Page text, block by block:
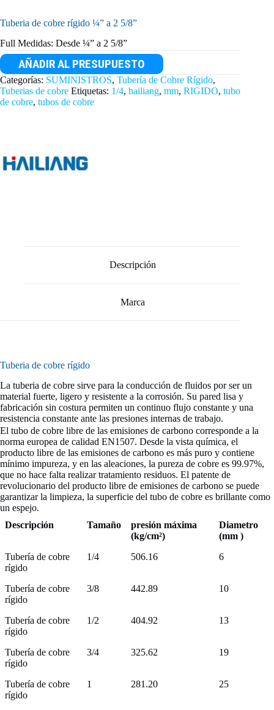
Tuberia de cobre rígido ¼” a 2 5/8”
Full Medidas: Desde ¼” a 2 5/8”
AÑADIR AL PRESUPUESTO
Categorías: SUMINISTROS, Tubería de Cobre Rígido,
Tuberias de cobre Etiquetas: 1/4, hailiang, mm, RIGIDO, tubo
de cobre, tubos de cobre
Descripción
Marca
Tuberia de cobre rígido
La tuberia de cobre sirve para la conducción de fluidos por ser un
material fuerte, ligero y resistente a la corrosión. Su pared lisa y
fabricación sin costura permiten un continuo flujo constante y una
resistencia constante ante las presiones internas de trabajo.
El tubo de cobre libre de las emisiones de carbono corresponde a la
norma europea de calidad EN1507. Desde la vista química, el
producto libre de las emisiones de carbono es más puro y contiene
mínimo impureza, y en las aleaciones, la pureza de cobre es 99.97%,
que no hace falta realizar tratamiento residuos. El patente de
revolucionario del producto libre de emisiones de carbono se puede
garantizar la limpieza, la superficie del tubo de cobre es brillante como
un espejo.
Descripción
Tamaño
presión máxima
(kg/cm²)
Diametro
(mm )
Tubería de cobre
rígido
1/4 506.16 6
Tubería de cobre
rígido
3/8 442.89 10
Tubería de cobre
rígido
1/2 404.92 13
Tubería de cobre
rígido
3/4 325.62 19
Tubería de cobre
rígido
1 281.20 25